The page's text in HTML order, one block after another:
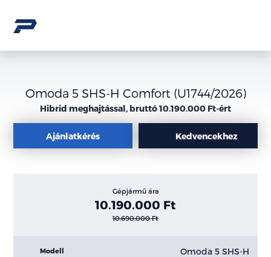
Omoda 5 SHS-H Comfort (U1744/2026)
Hibrid meghajtással, bruttó 10.190.000 Ft-ért
Ajánlatkérés Kedvencekhez
Gépjármű ára
10.190.000 Ft
10.690.000 Ft
Modell Omoda 5 SHS-H